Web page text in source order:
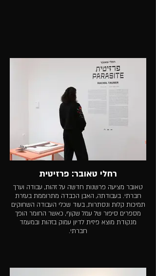
רחלי טאובר: פרזיטית
טאובר מציעה פרשנות חדשה על זהות, עבודה וערך
חברתי. בעבודתה, האבן הכבדה מתרוממת בעזרת
תמיכות קלות ונסתרות, בעוד שכלי העבודה השחוקים
מספרים סיפור של עמל שקוף, כאשר החומר הופך
מנקודת מוצא פיזית לדיון עמוק בזהות ובמעמד
חברתי.​